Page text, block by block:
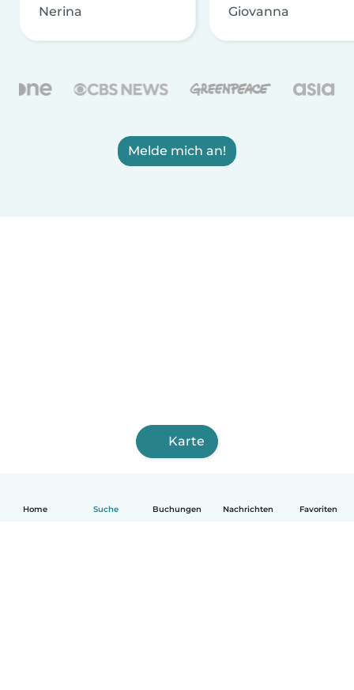
Home Suche Buchungen Nachrichten Favoriten
Nerina Giovanna
Melde mich an!
Karte